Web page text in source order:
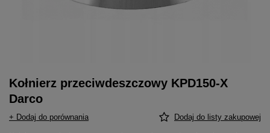
Kołnierz przeciwdeszczowy KPD150-X
Darco
+ Dodaj do porównania Dodaj do listy zakupowej